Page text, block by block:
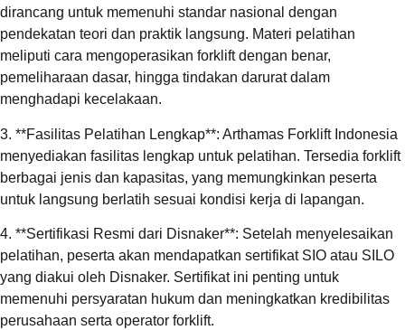
dirancang untuk memenuhi standar nasional dengan
pendekatan teori dan praktik langsung. Materi pelatihan
meliputi cara mengoperasikan forklift dengan benar,
pemeliharaan dasar, hingga tindakan darurat dalam
menghadapi kecelakaan.
3. **Fasilitas Pelatihan Lengkap**: Arthamas Forklift Indonesia
menyediakan fasilitas lengkap untuk pelatihan. Tersedia forklift
berbagai jenis dan kapasitas, yang memungkinkan peserta
untuk langsung berlatih sesuai kondisi kerja di lapangan.
4. **Sertifikasi Resmi dari Disnaker**: Setelah menyelesaikan
pelatihan, peserta akan mendapatkan sertifikat SIO atau SILO
yang diakui oleh Disnaker. Sertifikat ini penting untuk
memenuhi persyaratan hukum dan meningkatkan kredibilitas
perusahaan serta operator forklift.